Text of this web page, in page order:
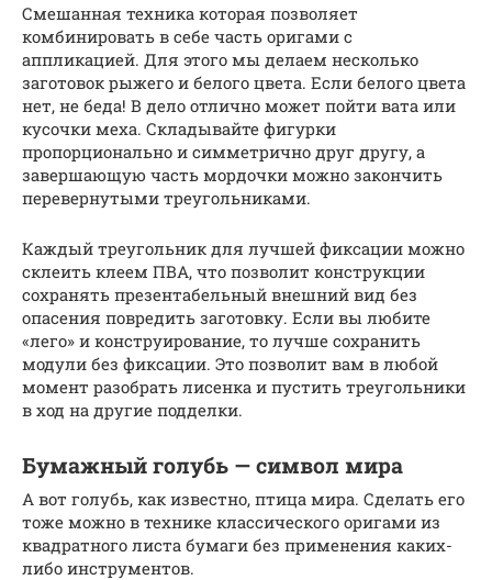
Смешанная техника которая позволяет
комбинировать в себе часть оригами с
аппликацией. Для этого мы делаем несколько
заготовок рыжего и белого цвета. Если белого цвета
нет, не беда! В дело отлично может пойти вата или
кусочки меха. Складывайте фигурки
пропорционально и симметрично друг другу, а
завершающую часть мордочки можно закончить
перевернутыми треугольниками.
Каждый треугольник для лучшей фиксации можно
склеить клеем ПВА, что позволит конструкции
сохранять презентабельный внешний вид без
опасения повредить заготовку. Если вы любите
«лего» и конструирование, то лучше сохранить
модули без фиксации. Это позволит вам в любой
момент разобрать лисенка и пустить треугольники
в ход на другие подделки.
Бумажный голубь — символ мира
А вот голубь, как известно, птица мира. Сделать его
тоже можно в технике классического оригами из
квадратного листа бумаги без применения каких-
либо инструментов.